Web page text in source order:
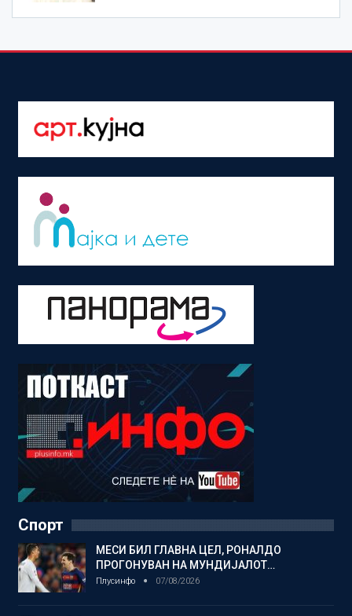
Спорт
МЕСИ БИЛ ГЛАВНА ЦЕЛ, РОНАЛДО
ПРОГОНУВАН НА МУНДИЈАЛОТ…
Плусинфо 07/08/2026